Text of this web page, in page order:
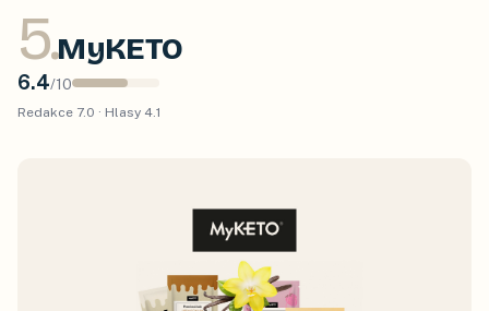
5.MyKETO
6.4/10
Redakce 7.0 · Hlasy 4.1